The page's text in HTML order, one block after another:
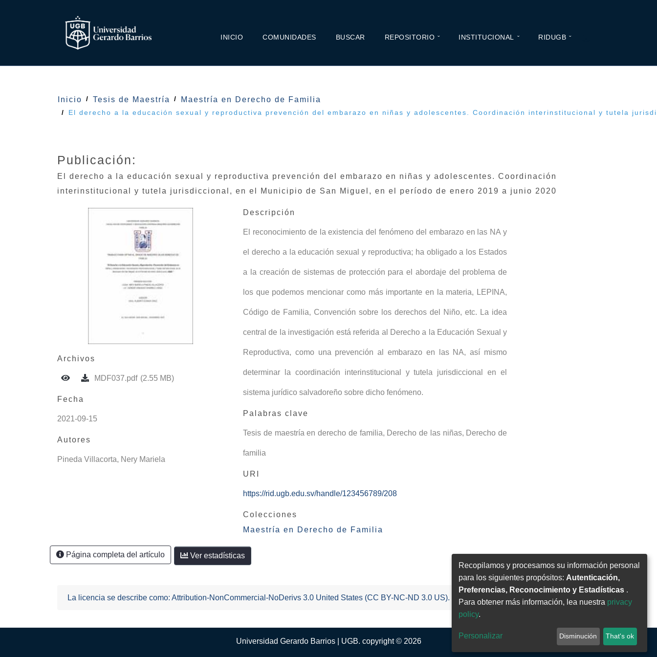
INICIO COMUNIDADES BUSCAR REPOSITORIO INSTITUCIONAL RIDUGB
Inicio Tesis de Maestría Maestría en Derecho de Familia
El derecho a la educación sexual y reproductiva prevención del embarazo en niñas y adolescentes. Coordinación interinstitucional y tutela
Publicación:
El derecho a la educación sexual y reproductiva prevención del embarazo en niñas y adolescentes. Coordinación
interinstitucional y tutela jurisdiccional, en el Municipio de San Miguel, en el período de enero 2019 a junio 2020
Archivos
MDF037.pdf (2.55 MB)
Fecha
2021-09-15
Autores
Pineda Villacorta, Nery Mariela
Descripción
El reconocimiento de la existencia del fenómeno del embarazo en las NA y
el derecho a la educación sexual y reproductiva; ha obligado a los Estados
a la creación de sistemas de protección para el abordaje del problema de
los que podemos mencionar como más importante en la materia, LEPINA,
Código de Familia, Convención sobre los derechos del Niño, etc. La idea
central de la investigación está referida al Derecho a la Educación Sexual y
Reproductiva, como una prevención al embarazo en las NA, así mismo
determinar la coordinación interinstitucional y tutela jurisdiccional en el
sistema jurídico salvadoreño sobre dicho fenómeno.
Palabras clave
Tesis de maestría en derecho de familia, Derecho de las niñas, Derecho de
familia
URI
https://rid.ugb.edu.sv/handle/123456789/208
Colecciones
Maestría en Derecho de Familia
Página completa del artículo Ver estadísticas
La licencia se describe como: Attribution-NonCommercial-NoDerivs 3.0 United States (CC BY-NC-ND 3.0 US).
Universidad Gerardo Barrios | UGB. copyright © 2026
Recopilamos y procesamos su información personal
para los siguientes propósitos: Autenticación,
Preferencias, Reconocimiento y Estadísticas .
Para obtener más información, lea nuestra privacy
policy.
Personalizar Disminución That's ok